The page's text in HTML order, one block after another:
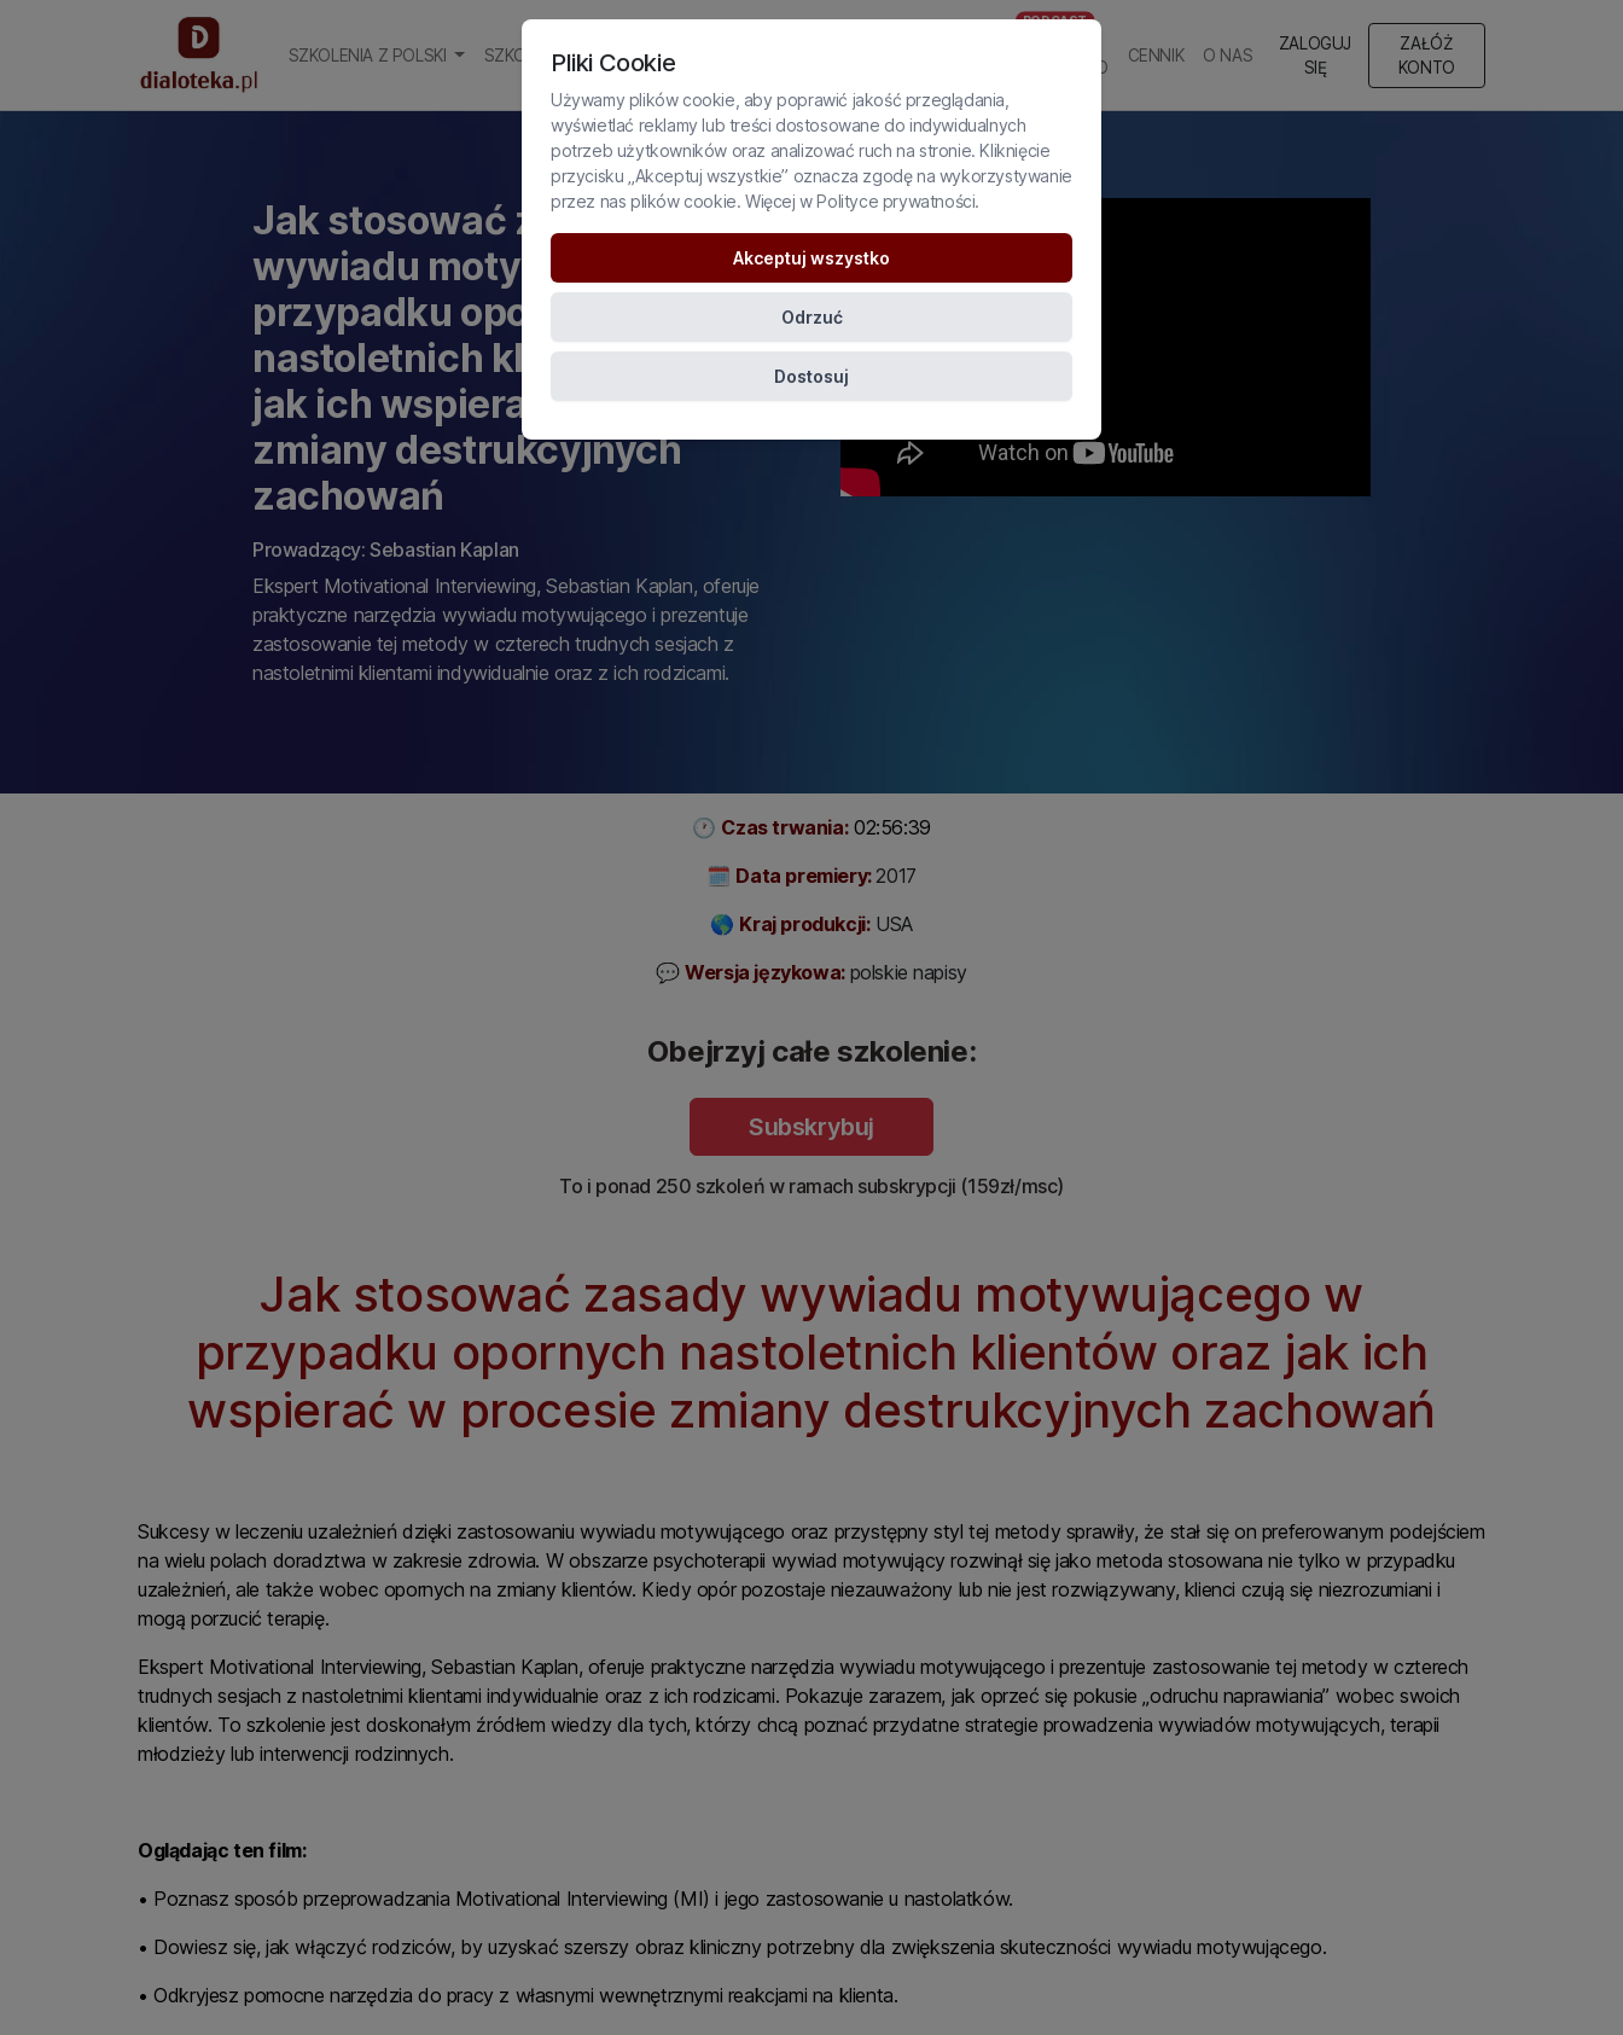
SZKOLENIA Z POLSKI SZKOLENIA ZE ŚWIATA
JAGIELSKIEGO
PODCAST
CENNIK O NAS
ZALOGUJ
SIĘ
ZAŁÓŻ
KONTO
Jak stosować zasady
wywiadu motywującego w
przypadku opornych
nastoletnich klientów oraz
jak ich wspierać w procesie
zmiany destrukcyjnych
zachowań
Prowadzący: Sebastian Kaplan
Ekspert Motivational Interviewing, Sebastian Kaplan, oferuje
praktyczne narzędzia wywiadu motywującego i prezentuje
zastosowanie tej metody w czterech trudnych sesjach z
nastoletnimi klientami indywidualnie oraz z ich rodzicami.
🕐 Czas trwania: 02:56:39
🗓 Data premiery:2017
🌎 Kraj produkcji:USA
💬Wersja językowa: polskie napisy
Obejrzyj całe szkolenie:
Subskrybuj
To i ponad 250 szkoleń w ramach subskrypcji (159zł/msc)
Jak stosować zasady wywiadu motywującego w
przypadku opornych nastoletnich klientów oraz jak ich
wspierać w procesie zmiany destrukcyjnych zachowań
Sukcesy w leczeniu uzależnień dzięki zastosowaniu wywiadu motywującego oraz przystępny styl tej metody sprawiły, że stał się on preferowanym podejściem
na wielu polach doradztwa w zakresie zdrowia. W obszarze psychoterapii wywiad motywujący rozwinął się jako metoda stosowana nie tylko w przypadku
uzależnień, ale także wobec opornych na zmiany klientów. Kiedy opór pozostaje niezauważony lub nie jest rozwiązywany, klienci czują się niezrozumiani i
mogą porzucić terapię.
Ekspert Motivational Interviewing, Sebastian Kaplan, oferuje praktyczne narzędzia wywiadu motywującego i prezentuje zastosowanie tej metody w czterech
trudnych sesjach z nastoletnimi klientami indywidualnie oraz z ich rodzicami. Pokazuje zarazem, jak oprzeć się pokusie „odruchu naprawiania” wobec swoich
klientów. To szkolenie jest doskonałym źródłem wiedzy dla tych, którzy chcą poznać przydatne strategie prowadzenia wywiadów motywujących, terapii
młodzieży lub interwencji rodzinnych.
Oglądając ten film:
• Poznasz sposób przeprowadzania Motivational Interviewing (MI) i jego zastosowanie u nastolatków.
• Dowiesz się, jak włączyć rodziców, by uzyskać szerszy obraz kliniczny potrzebny dla zwiększenia skuteczności wywiadu motywującego.
• Odkryjesz pomocne narzędzia do pracy z własnymi wewnętrznymi reakcjami na klienta.
Pliki Cookie
Używamy plików cookie, aby poprawić jakość przeglądania,
wyświetlać reklamy lub treści dostosowane do indywidualnych
potrzeb użytkowników oraz analizować ruch na stronie. Kliknięcie
przycisku „Akceptuj wszystkie” oznacza zgodę na wykorzystywanie
przez nas plików cookie. Więcej wPolityce prywatności.
Akceptuj wszystko
Odrzuć
Dostosuj